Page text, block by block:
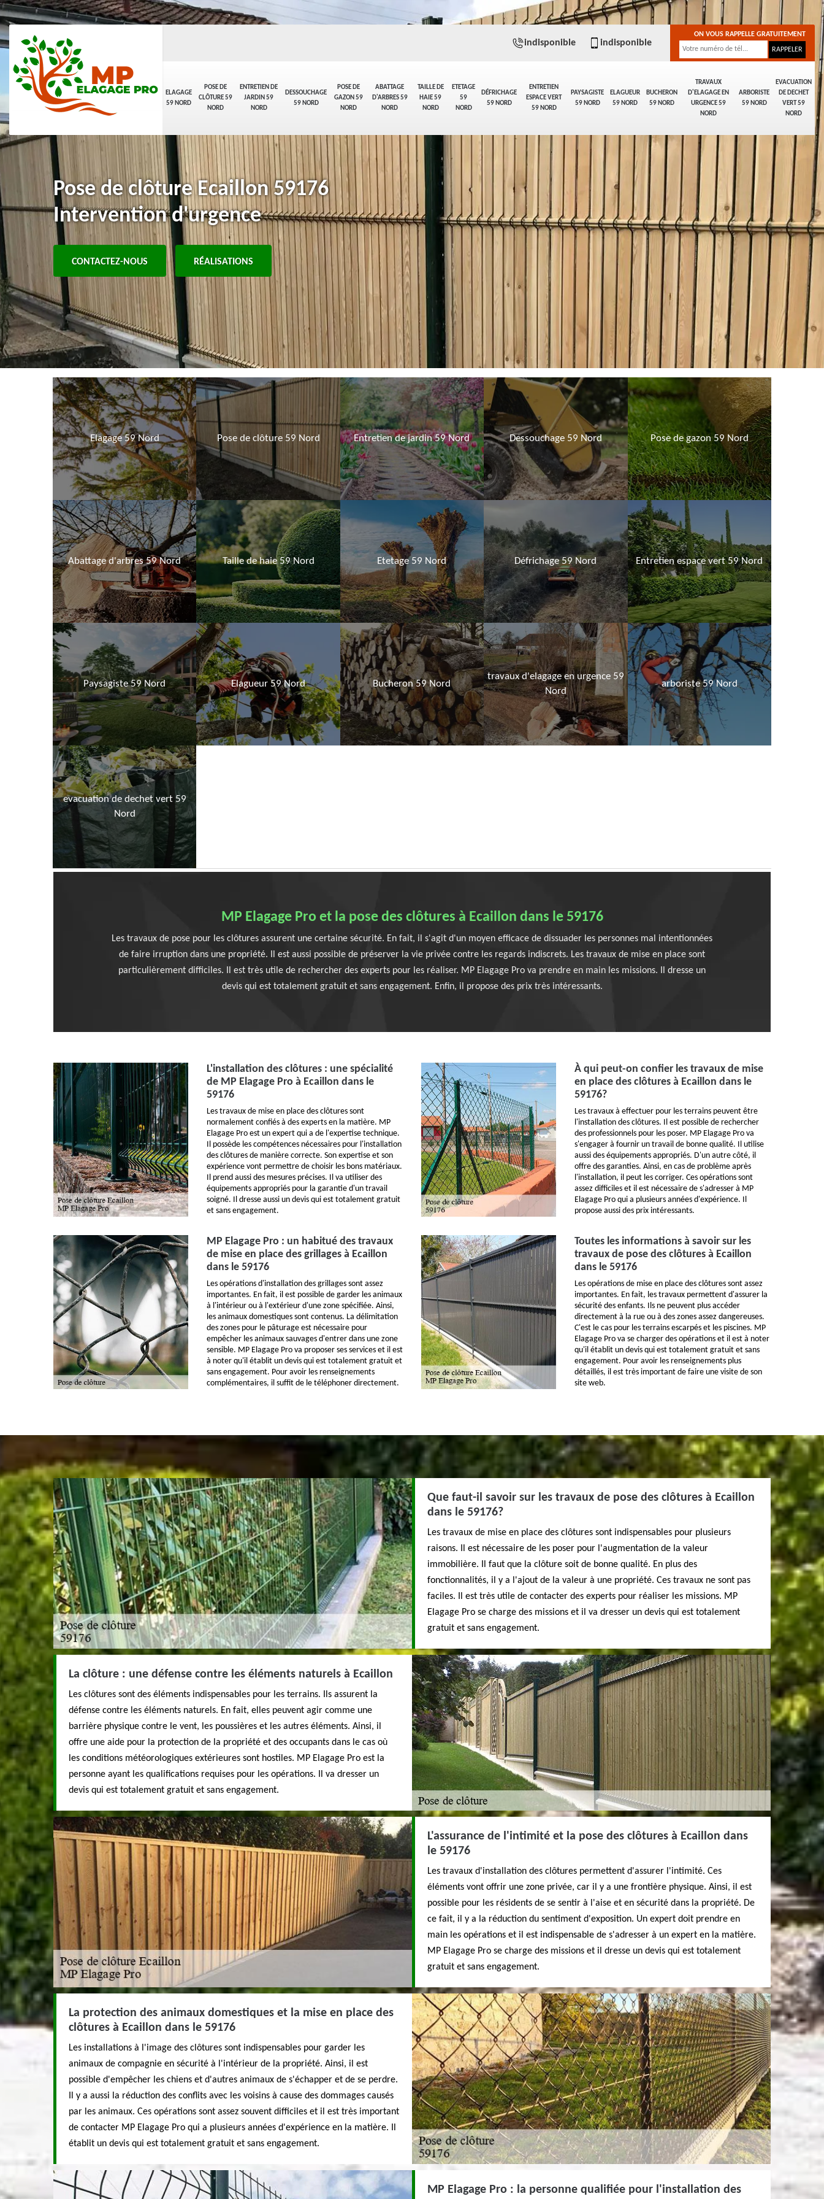
ELAGAGE
59 NORD
POSE DE
CLÔTURE 59
NORD
ENTRETIEN DE
JARDIN 59
NORD
DESSOUCHAGE
59 NORD
POSE DE
GAZON 59
NORD
ABATTAGE
D'ARBRES 59
NORD
TAILLE DE
HAIE 59
NORD
ETETAGE
59
NORD
DÉFRICHAGE
59 NORD
ENTRETIEN
ESPACE VERT
59 NORD
PAYSAGISTE
59 NORD
ELAGUEUR
59 NORD
BUCHERON
59 NORD
TRAVAUX
D'ELAGAGE EN
URGENCE 59
NORD
ARBORISTE
59 NORD
EVACUATION
DE DECHET
VERT 59
NORD
indisponible indisponible
ON VOUS RAPPELLE GRATUITEMENT
Pose de clôture Ecaillon 59176
Intervention d'urgence
CONTACTEZ-NOUS RÉALISATIONS
Elagage 59 Nord Pose de clôture 59 Nord Entretien de jardin 59 Nord Dessouchage 59 Nord Pose de gazon 59 Nord
Abattage d'arbres 59 Nord Taille de haie 59 Nord Etetage 59 Nord Défrichage 59 Nord Entretien espace vert 59 Nord
Paysagiste 59 Nord Elagueur 59 Nord Bucheron 59 Nord
travaux d'elagage en urgence 59
Nord
arboriste 59 Nord
evacuation de dechet vert 59
Nord
MP Elagage Pro et la pose des clôtures à Ecaillon dans le 59176
Les travaux de pose pour les clôtures assurent une certaine sécurité. En fait, il s'agit d'un moyen efficace de dissuader les personnes mal intentionnées
de faire irruption dans une propriété. Il est aussi possible de préserver la vie privée contre les regards indiscrets. Les travaux de mise en place sont
particulièrement difficiles. Il est très utile de rechercher des experts pour les réaliser. MP Elagage Pro va prendre en main les missions. Il dresse un
devis qui est totalement gratuit et sans engagement. Enfin, il propose des prix très intéressants.
L'installation des clôtures : une spécialité
de MP Elagage Pro à Ecaillon dans le
59176
Les travaux de mise en place des clôtures sont
normalement confiés à des experts en la matière. MP
Elagage Pro est un expert qui a de l'expertise technique.
Il possède les compétences nécessaires pour l'installation
des clôtures de manière correcte. Son expertise et son
expérience vont permettre de choisir les bons matériaux.
Il prend aussi des mesures précises. Il va utiliser des
équipements appropriés pour la garantie d'un travail
soigné. Il dresse aussi un devis qui est totalement gratuit
et sans engagement.
À qui peut-on confier les travaux de mise
en place des clôtures à Ecaillon dans le
59176?
Les travaux à effectuer pour les terrains peuvent être
l'installation des clôtures. Il est possible de rechercher
des professionnels pour les poser. MP Elagage Pro va
s'engager à fournir un travail de bonne qualité. Il utilise
aussi des équipements appropriés. D'un autre côté, il
offre des garanties. Ainsi, en cas de problème après
l'installation, il peut les corriger. Ces opérations sont
assez difficiles et il est nécessaire de s'adresser à MP
Elagage Pro qui a plusieurs années d'expérience. Il
propose aussi des prix intéressants.
MP Elagage Pro : un habitué des travaux
de mise en place des grillages à Ecaillon
dans le 59176
Les opérations d'installation des grillages sont assez
importantes. En fait, il est possible de garder les animaux
à l'intérieur ou à l'extérieur d'une zone spécifiée. Ainsi,
les animaux domestiques sont contenus. La délimitation
des zones pour le pâturage est nécessaire pour
empêcher les animaux sauvages d'entrer dans une zone
sensible. MP Elagage Pro va proposer ses services et il est
à noter qu'il établit un devis qui est totalement gratuit et
sans engagement. Pour avoir les renseignements
complémentaires, il suffit de le téléphoner directement.
Toutes les informations à savoir sur les
travaux de pose des clôtures à Ecaillon
dans le 59176
Les opérations de mise en place des clôtures sont assez
importantes. En fait, les travaux permettent d'assurer la
sécurité des enfants. Ils ne peuvent plus accéder
directement à la rue ou à des zones assez dangereuses.
C'est le cas pour les terrains escarpés et les piscines. MP
Elagage Pro va se charger des opérations et il est à noter
qu'il établit un devis qui est totalement gratuit et sans
engagement. Pour avoir les renseignements plus
détaillés, il est très important de faire une visite de son
site web.
Que faut-il savoir sur les travaux de pose des clôtures à Ecaillon
dans le 59176?
Les travaux de mise en place des clôtures sont indispensables pour plusieurs
raisons. Il est nécessaire de les poser pour l'augmentation de la valeur
immobilière. Il faut que la clôture soit de bonne qualité. En plus des
fonctionnalités, il y a l'ajout de la valeur à une propriété. Ces travaux ne sont pas
faciles. Il est très utile de contacter des experts pour réaliser les missions. MP
Elagage Pro se charge des missions et il va dresser un devis qui est totalement
gratuit et sans engagement.
La clôture : une défense contre les éléments naturels à Ecaillon
Les clôtures sont des éléments indispensables pour les terrains. Ils assurent la
défense contre les éléments naturels. En fait, elles peuvent agir comme une
barrière physique contre le vent, les poussières et les autres éléments. Ainsi, il
offre une aide pour la protection de la propriété et des occupants dans le cas où
les conditions météorologiques extérieures sont hostiles. MP Elagage Pro est la
personne ayant les qualifications requises pour les opérations. Il va dresser un
devis qui est totalement gratuit et sans engagement.
L'assurance de l'intimité et la pose des clôtures à Ecaillon dans
le 59176
Les travaux d'installation des clôtures permettent d'assurer l'intimité. Ces
éléments vont offrir une zone privée, car il y a une frontière physique. Ainsi, il est
possible pour les résidents de se sentir à l'aise et en sécurité dans la propriété. De
ce fait, il y a la réduction du sentiment d'exposition. Un expert doit prendre en
main les opérations et il est indispensable de s'adresser à un expert en la matière.
MP Elagage Pro se charge des missions et il dresse un devis qui est totalement
gratuit et sans engagement.
La protection des animaux domestiques et la mise en place des
clôtures à Ecaillon dans le 59176
Les installations à l'image des clôtures sont indispensables pour garder les
animaux de compagnie en sécurité à l'intérieur de la propriété. Ainsi, il est
possible d'empêcher les chiens et d'autres animaux de s'échapper et de se perdre.
Il y a aussi la réduction des conflits avec les voisins à cause des dommages causés
par les animaux. Ces opérations sont assez souvent difficiles et il est très important
de contacter MP Elagage Pro qui a plusieurs années d'expérience en la matière. Il
établit un devis qui est totalement gratuit et sans engagement.
MP Elagage Pro : la personne qualifiée pour l'installation des